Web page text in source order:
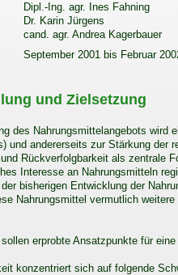
Dipl.-Ing. agr. Ines Fahning
Dr. Karin Jürgens
cand. agr. Andrea Kagerbauer
September 2001 bis Februar
und Zielsetzung
des Nahrungsmittelangebots wird
und andererseits zur Stärkung der
Rückverfolgbarkeit als zentrale
Interesse an Nahrungsmitteln
bisherigen Entwicklung der
Nahrungsmittel vermutlich
erprobte Ansatzpunkte für
konzentriert sich auf folgende